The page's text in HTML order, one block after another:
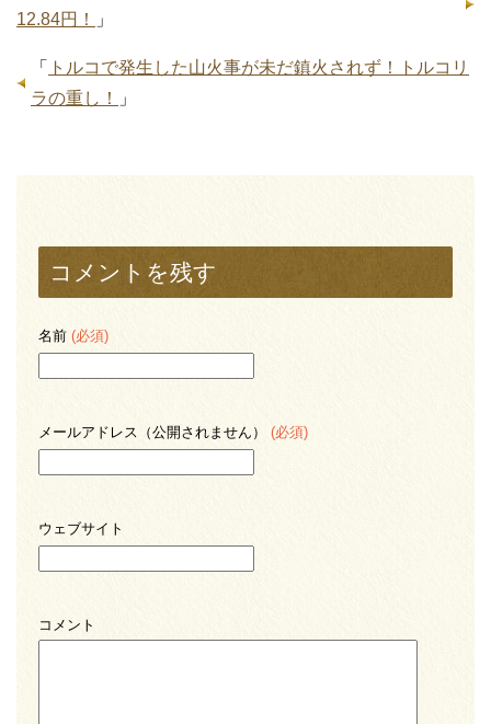
12.84円！
」
「
トルコで発生した山火事が未だ鎮火されず！トルコリ
ラの重し！
」
コメントを残す
名前 (必須)
メールアドレス（公開されません） (必須)
ウェブサイト
コメント